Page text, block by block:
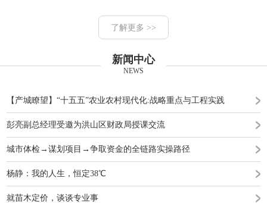
了解更多 >>
新闻中心
NEWS
【产城瞭望】“十五五”农业农村现代化:战略重点与工程实践
彭亮副总经理受邀为洪山区财政局授课交流
城市体检→谋划项目→争取资金的全链路实操路径
杨静：我的人生，恒定38℃
就苗木定价，谈谈专业事